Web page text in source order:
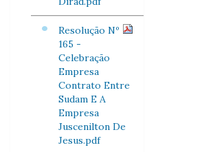
Resolução Nº
165 -
Celebração
Empresa
Contrato Entre
Sudam E A
Empresa
Juscenilton De
Jesus.pdf